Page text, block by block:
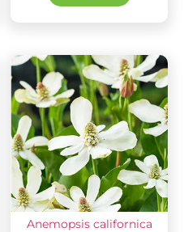
Anemopsis californica